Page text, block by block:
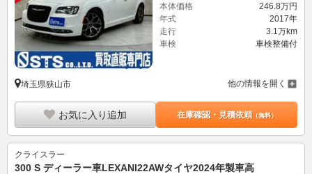
本体価格
246.8万円
年式
2017年
走行
3.1万km
車検
車検整備付
埼玉県狭山市 他の情報を開く
お気に入り追加 在庫確認・見積依頼（無料）
クライスラー
300 S ディーラー車LEXANI22AWタイヤ2024年製車高